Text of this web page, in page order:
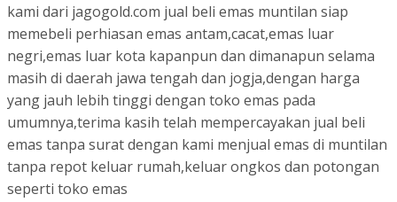
kami dari jagogold.com jual beli emas muntilan siap
memebeli perhiasan emas antam,cacat,emas luar
negri,emas luar kota kapanpun dan dimanapun selama
masih di daerah jawa tengah dan jogja,dengan harga
yang jauh lebih tinggi dengan toko emas pada
umumnya,terima kasih telah mempercayakan jual beli
emas tanpa surat dengan kami menjual emas di muntilan
tanpa repot keluar rumah,keluar ongkos dan potongan
seperti toko emas